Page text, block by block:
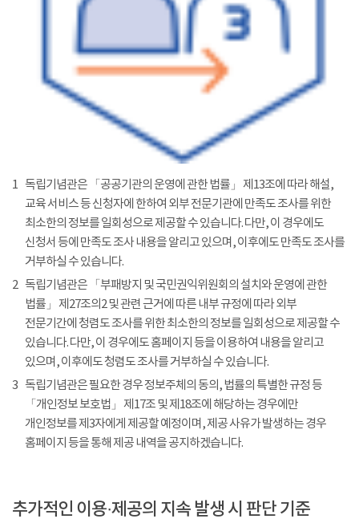
1 독립기념관은 「공공기관의 운영에 관한 법률」 제13조에 따라 해설,
교육 서비스 등 신청자에 한하여 외부 전문기관에 만족도 조사를 위한
최소한의 정보를 일회성으로 제공할 수 있습니다. 다만, 이 경우에도
신청서 등에 만족도 조사 내용을 알리고 있으며, 이후에도 만족도 조사를
거부하실 수 있습니다.
2 독립기념관은 「부패방지 및 국민권익위원회의 설치와 운영에 관한
법률」 제27조의2 및 관련 근거에 따른 내부 규정에 따라 외부
전문기간에 청렴도 조사를 위한 최소한의 정보를 일회성으로 제공할 수
있습니다. 다만, 이 경우에도 홈페이지 등을 이용하여 내용을 알리고
있으며, 이후에도 청렴도 조사를 거부하실 수 있습니다.
3 독립기념관은 필요한 경우 정보주체의 동의, 법률의 특별한 규정 등
「개인정보 보호법」 제17조 및 제18조에 해당하는 경우에만
개인정보를 제3자에게 제공할 예정이며, 제공 사유가 발생하는 경우
홈페이지 등을 통해 제공 내역을 공지하겠습니다.
추가적인 이용·제공의 지속 발생 시 판단 기준